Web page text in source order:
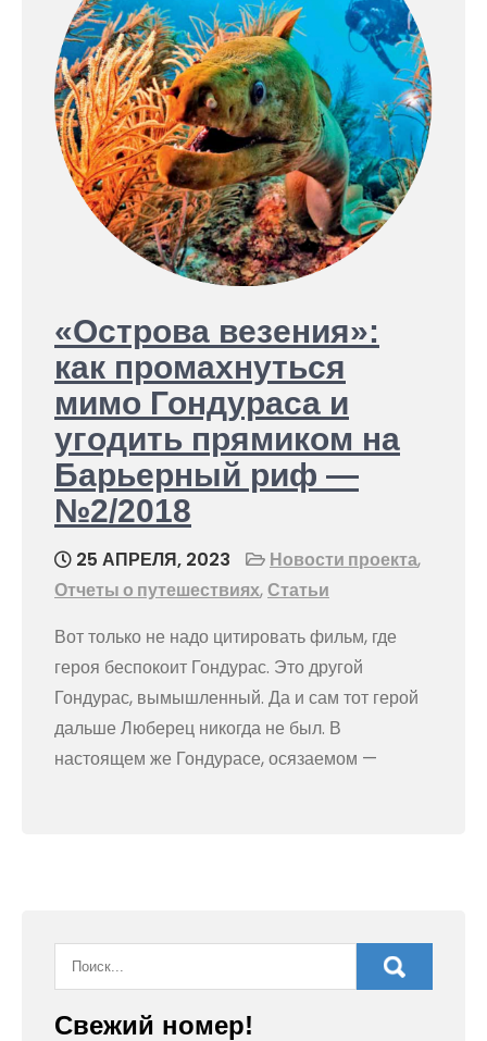
«Острова везения»:
как промахнуться
мимо Гондураса и
угодить прямиком на
Барьерный риф —
№2/2018
25 АПРЕЛЯ, 2023 Новости проекта,
Отчеты о путешествиях,Статьи
Вот только не надо цитировать фильм, где
героя беспокоит Гондурас. Это другой
Гондурас, вымышленный. Да и сам тот герой
дальше Люберец никогда не был. В
настоящем же Гондурасе, осязаемом —
Свежий номер!